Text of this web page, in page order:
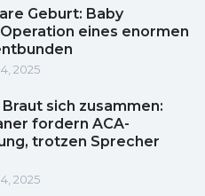
Geburt: Baby
eines enormen
2025
Braut sich zusammen:
fordern ACA-
trotzen Sprecher
2025